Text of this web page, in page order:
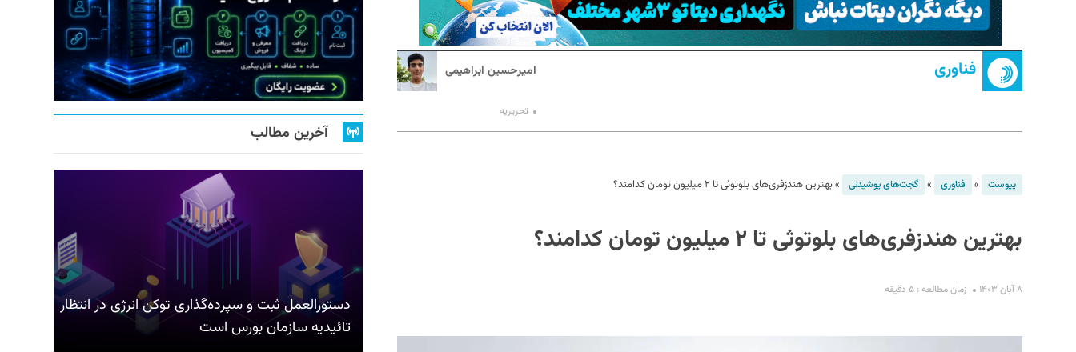
فناوری امیرحسین ابراهیمی
تحریریه
پیوست » فناوری » گجت‌های پوشیدنی »بهترین هندزفری‌های بلوتوثی تا ۲ میلیون تومان کدامند؟
بهترین هندزفری‌های بلوتوثی تا ۲ میلیون تومان کدامند؟
۸ آبان ۱۴۰۳ زمان مطالعه : ۵ دقیقه
آخرین مطالب
دستورالعمل ثبت و سپرده‌گذاری توکن انرژی در انتظار
تائیدیه سازمان بورس است